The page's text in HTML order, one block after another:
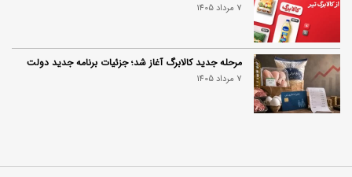
7 مرداد 1405
مرحله جدید کالابرگ آغاز شد؛ جزئیات برنامه جدید دولت
7 مرداد 1405